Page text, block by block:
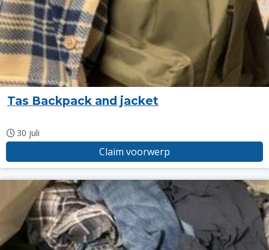
Tas Backpack and jacket
30 juli
Claim voorwerp